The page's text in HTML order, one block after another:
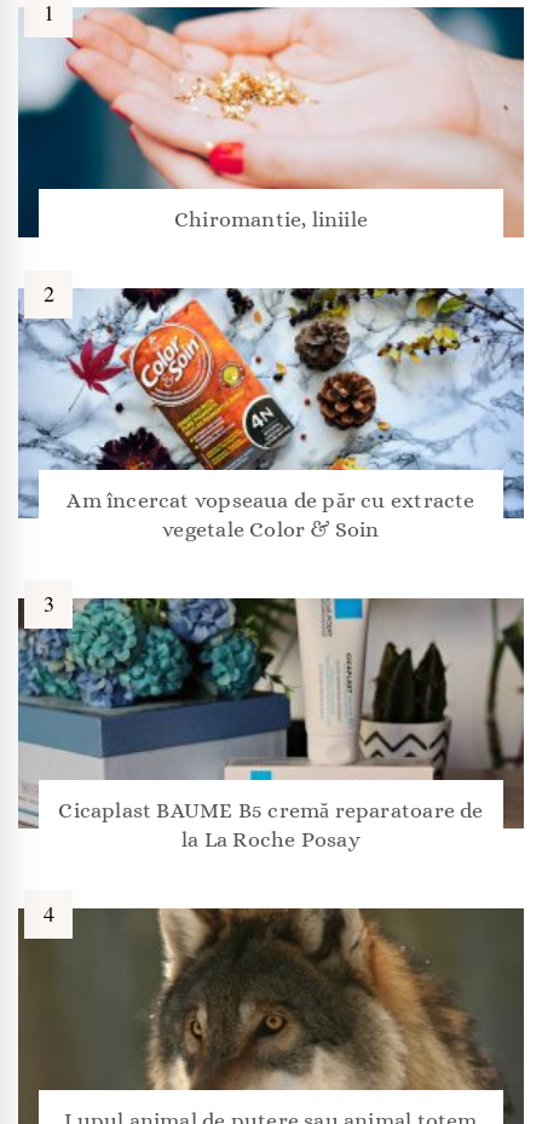
Chiromantie, liniile
Am încercat vopseaua de păr cu extracte
vegetale Color & Soin
Cicaplast BAUME B5 cremă reparatoare de
la La Roche Posay